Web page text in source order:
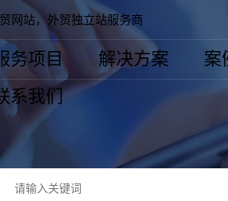
网站，外贸独立站服务商
务项目 解决方案
案
系我们